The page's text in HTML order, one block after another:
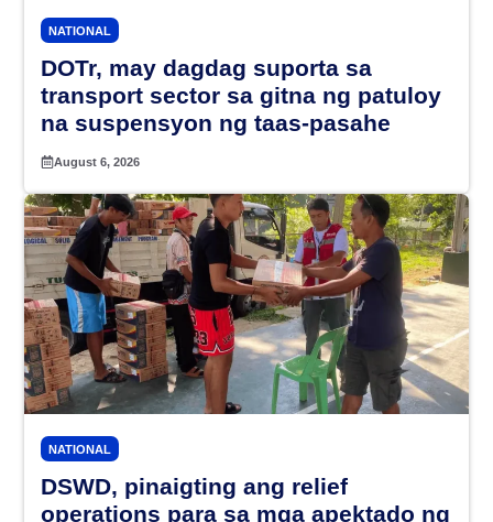
NATIONAL
DOTr, may dagdag suporta sa
transport sector sa gitna ng patuloy
na suspensyon ng taas-pasahe
August 6, 2026
NATIONAL
DSWD, pinaigting ang relief
operations para sa mga apektado ng